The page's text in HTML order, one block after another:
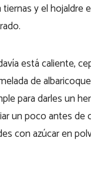
y el hojaldre
está caliente,
de
para darles un
un poco antes de
con azúcar en